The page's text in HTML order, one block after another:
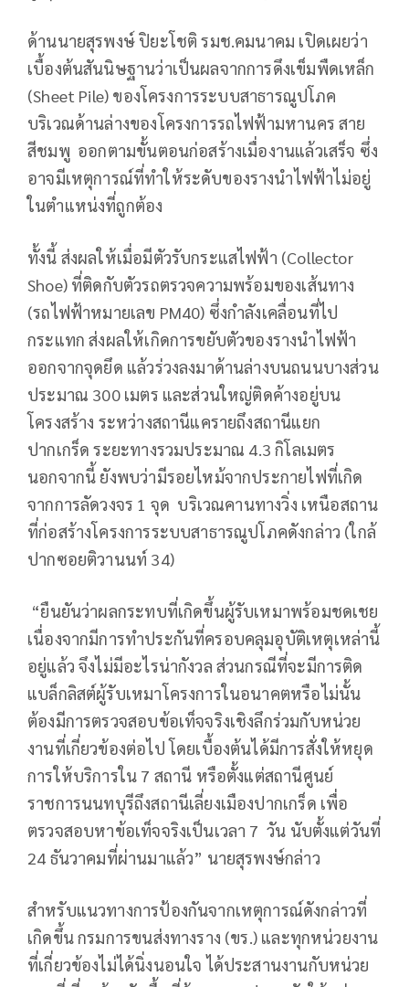
ด้านนายสุรพงษ์ ปิยะโชติ รมช.คมนาคม เปิดเผยว่า
เบื้องต้นสันนิษฐานว่าเป็นผลจากการดึงเข็มพืดเหล็ก
(Sheet Pile) ของโครงการระบบสาธารณูปโภค
บริเวณด้านล่างของโครงการรถไฟฟ้ามหานคร สาย
สีชมพู ออกตามขั้นตอนก่อสร้างเมื่องานแล้วเสร็จ ซึ่ง
อาจมีเหตุการณ์ที่ทำให้ระดับของรางนำไฟฟ้าไม่อยู่
ในตำแหน่งที่ถูกต้อง
ทั้งนี้ ส่งผลให้เมื่อมีตัวรับกระแสไฟฟ้า (Collector
Shoe) ที่ติดกับตัวรถตรวจความพร้อมของเส้นทาง
(รถไฟฟ้าหมายเลข PM40) ซึ่งกำลังเคลื่อนที่ไป
กระแทก ส่งผลให้เกิดการขยับตัวของรางนำไฟฟ้า
ออกจากจุดยึด แล้วร่วงลงมาด้านล่างบนถนนบางส่วน
ประมาณ 300 เมตร และส่วนใหญ่ติดค้างอยู่บน
โครงสร้าง ระหว่างสถานีแครายถึงสถานีแยก
ปากเกร็ด ระยะทางรวมประมาณ 4.3 กิโลเมตร
นอกจากนี้ ยังพบว่ามีรอยไหม้จากประกายไฟที่เกิด
จากการลัดวงจร 1 จุด บริเวณคานทางวิ่ง เหนือสถาน
ที่ก่อสร้างโครงการระบบสาธารณูปโภคดังกล่าว (ใกล้
ปากซอยติวานนท์ 34)
“ยืนยันว่าผลกระทบที่เกิดขึ้นผู้รับเหมาพร้อมชดเชย
เนื่องจากมีการทำประกันที่ครอบคลุมอุบัติเหตุเหล่านี้
อยู่แล้ว จึงไม่มีอะไรน่ากังวล ส่วนกรณีที่จะมีการติด
แบล็กลิสต์ผู้รับเหมาโครงการในอนาคตหรือไม่นั้น
ต้องมีการตรวจสอบข้อเท็จจริงเชิงลึกร่วมกับหน่วย
งานที่เกี่ยวข้องต่อไป โดยเบื้องต้นได้มีการสั่งให้หยุด
การให้บริการใน 7 สถานี หรือตั้งแต่สถานีศูนย์
ราชการนนทบุรีถึงสถานีเลี่ยงเมืองปากเกร็ด เพื่อ
ตรวจสอบหาข้อเท็จจริงเป็นเวลา 7 วัน นับตั้งแต่วันที่
24 ธันวาคมที่ผ่านมาแล้ว” นายสุรพงษ์กล่าว
สำหรับแนวทางการป้องกันจากเหตุการณ์ดังกล่าวที่
เกิดขึ้น กรมการขนส่งทางราง (ขร.) และทุกหน่วยงาน
ที่เกี่ยวข้องไม่ได้นิ่งนอนใจ ได้ประสานงานกับหน่วย